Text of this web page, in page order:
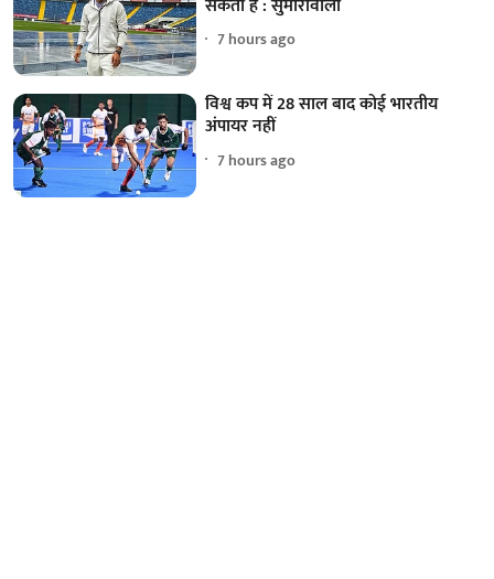
7 hours ago
विश्व कप में 28 साल बाद कोई भारतीय
अंपायर नहीं
7 hours ago